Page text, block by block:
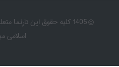
© 1405 کلیه حقوق این
اسلامی